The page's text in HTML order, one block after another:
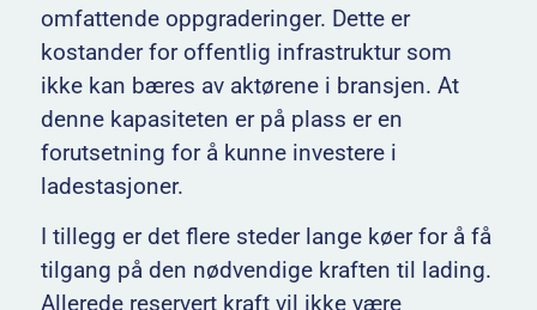
omfattende oppgraderinger. Dette er
kostander for offentlig infrastruktur som
ikke kan bæres av aktørene i bransjen. At
denne kapasiteten er på plass er en
forutsetning for å kunne investere i
ladestasjoner.
I tillegg er det flere steder lange køer for å få
tilgang på den nødvendige kraften til lading.
Allerede reservert kraft vil ikke være